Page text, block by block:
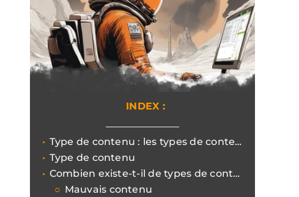
INDEX :
Type de contenu : les types de contenu et la manière dont ils sont traités par le navigateur.
Type de contenu
Combien existe-t-il de types de contenu ?
Mauvais contenu